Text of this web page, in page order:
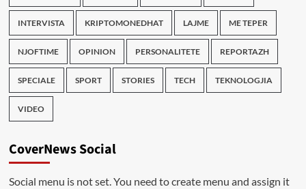
INTERVISTA KRIPTOMONEDHAT LAJME ME TEPER
NJOFTIME OPINION PERSONALITETE REPORTAZH
SPECIALE SPORT STORIES TECH TEKNOLOGJIA
VIDEO
CoverNews Social
Social menu is not set. You need to create menu and assign it